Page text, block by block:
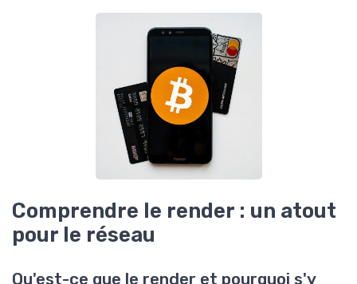
Comprendre le render : un atout
pour le réseau
Qu'est-ce que le render et pourquoi s'y